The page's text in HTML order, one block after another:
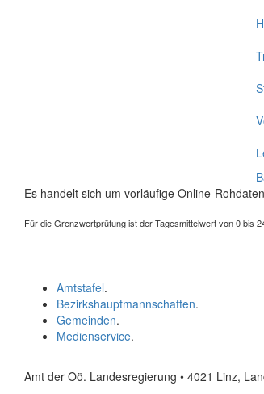
Es handelt sich um vorläufige Online-
Für die Grenzwertprüfung ist der Tagesmittelwert von 0 bis
Amtstafel.
Bezirkshauptmannschaften.
Gemeinden.
Medienservice.
Amt der Oö. Landesregierung • 4021 Linz,